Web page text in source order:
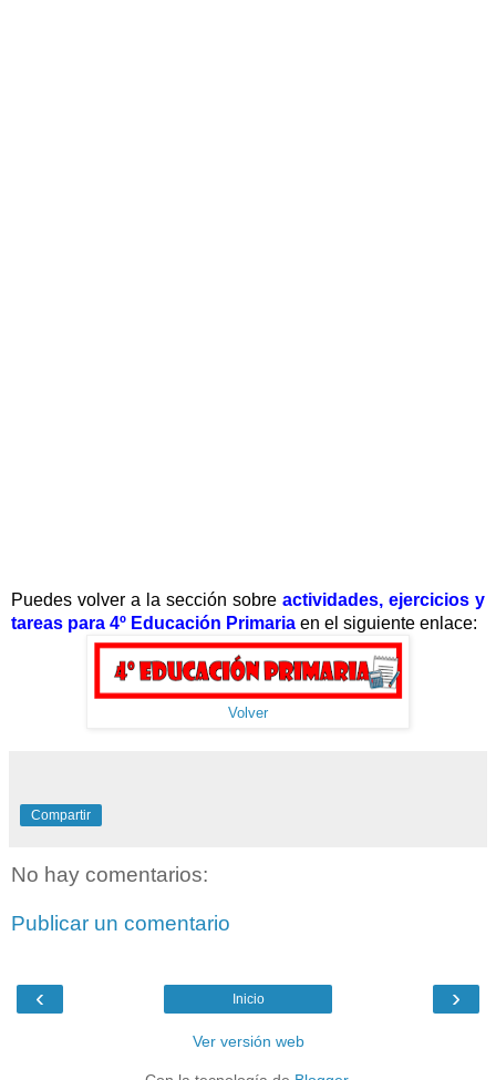
Puedes volver a la sección sobre actividades, ejercicios y
tareas para 4º Educación Primaria en el siguiente enlace:
Volver
Compartir
No hay comentarios:
Publicar un comentario
‹ ›
Inicio
Ver versión web